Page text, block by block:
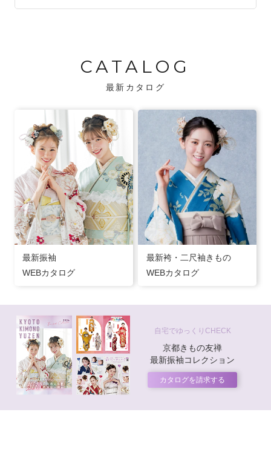
・振袖コンシェルジュが、振袖に合う小物や
バッグでお嬢様らしいコーディネートをご
CATALOG
最新カタログ
最新振袖
WEBカタログ
最新袴・二尺袖きもの
WEBカタログ
自宅でゆっくりCHECK
京都きもの友禅
最新振袖コレクション
カタログを請求する